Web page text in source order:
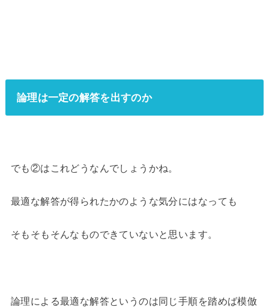
論理は一定の解答を出すのか
でも②はこれどうなんでしょうかね。
最適な解答が得られたかのような気分にはなっても
そもそもそんなものできていないと思います。
論理による最適な解答というのは同じ手順を踏めば模倣